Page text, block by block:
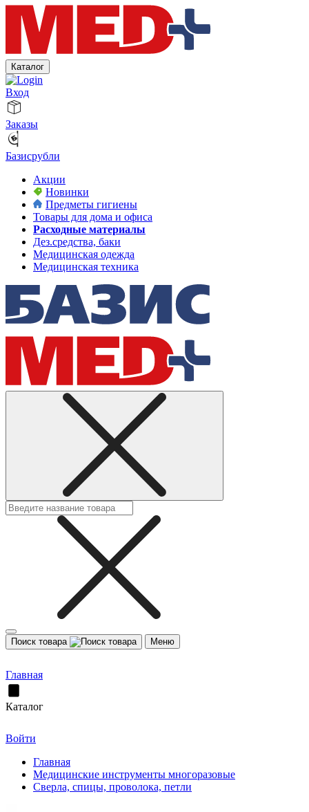
Каталог
Вход
Заказы
Базисрубли
Акции
Новинки
Предметы гигиены
Товары для дома и офиса
Расходные материалы
Дез.средства, баки
Медицинская одежда
Медицинская техника
Поиск товара Меню
Главная
Каталог
Войти
Главная
Медицинские инструменты многоразовые
Сверла, спицы, проволока, петли